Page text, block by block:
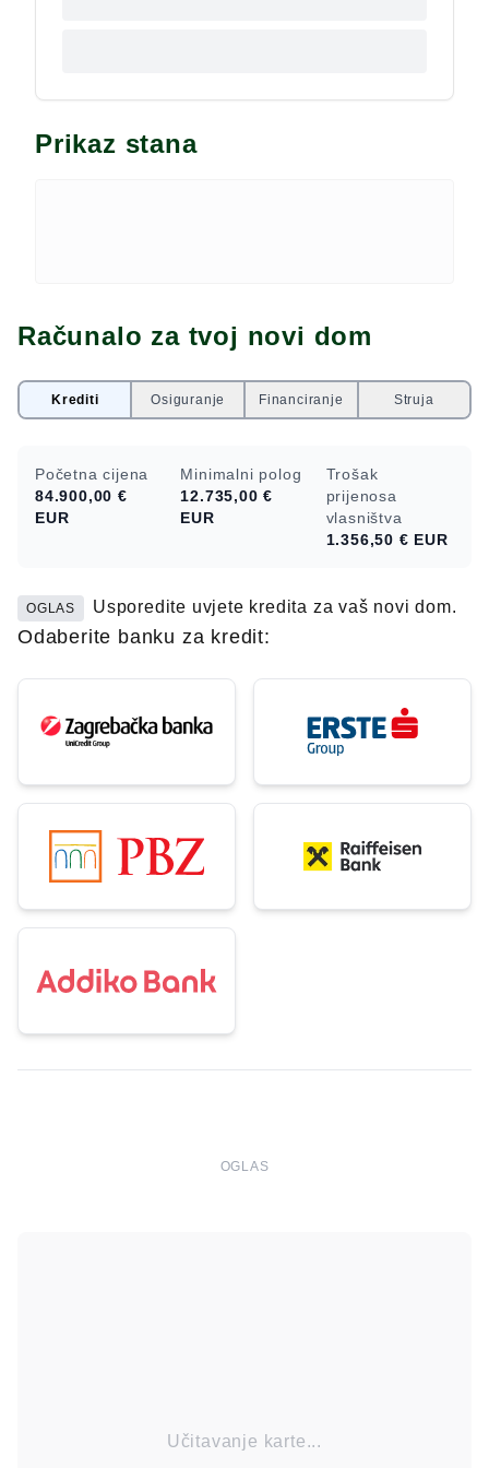
Prikaz stana
Računalo za tvoj novi dom
Krediti Osiguranje Financiranje Struja
Početna cijena
84.900,00 €
EUR
Minimalni polog
12.735,00 €
EUR
Trošak
prijenosa
vlasništva
1.356,50 € EUR
OGLAS Usporedite uvjete kredita za vaš novi dom.
Odaberite banku za kredit:
OGLAS
Učitavanje karte...